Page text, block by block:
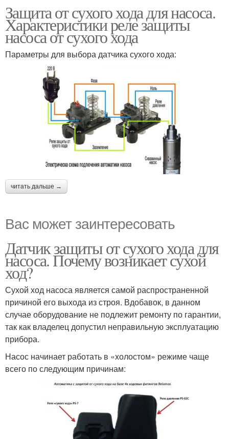
Защита от сухого хода для насоса.
Характеристики реле защиты
насоса от сухого хода
Параметры для выбора датчика сухого хода:
читать дальше →
Вас может заинтересовать
Датчик защиты от сухого хода для
насоса. Почему возникает сухой
ход?
Сухой ход насоса является самой распространенной
причиной его выхода из строя. Вдобавок, в данном
случае оборудование не подлежит ремонту по гарантии,
так как владелец допустил неправильную эксплуатацию
прибора.
Насос начинает работать в «холостом» режиме чаще
всего по следующим причинам: